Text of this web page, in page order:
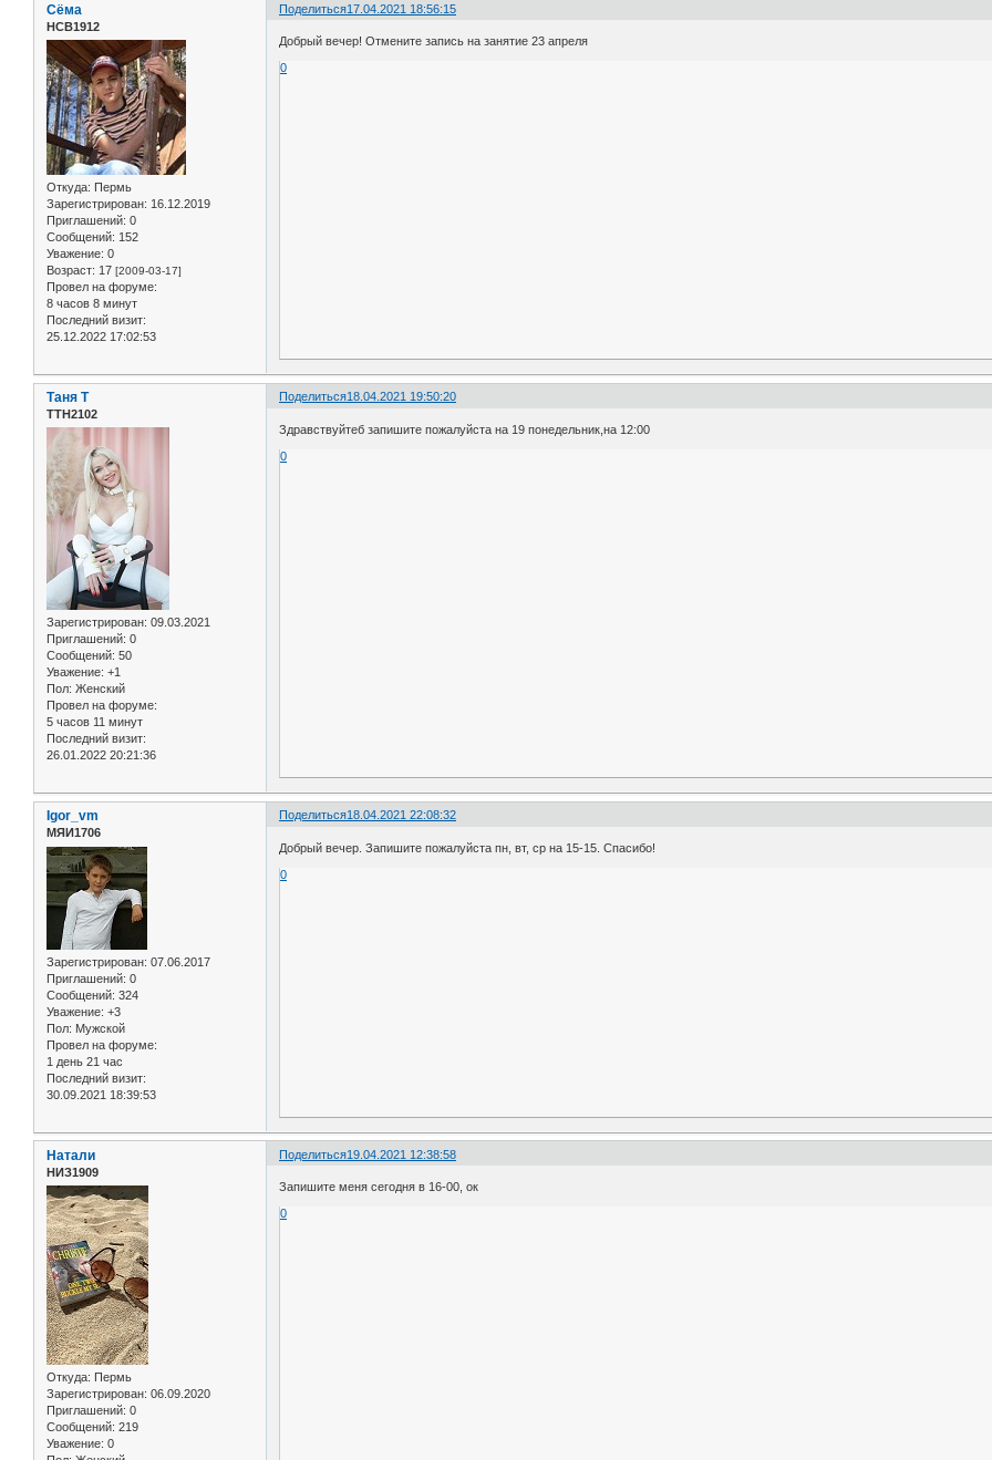
Поделиться17.04.2021 18:56:15
Сёма
НСВ1912
Откуда: Пермь
Зарегистрирован: 16.12.2019
Приглашений: 0
Сообщений: 152
Уважение: 0
Возраст: 17 [2009-03-17]
Провел на форуме:
8 часов 8 минут
Последний визит:
25.12.2022 17:02:53
Добрый вечер! Отмените запись на занятие 23 апреля
0
Поделиться18.04.2021 19:50:20
Таня Т
ТТН2102
Зарегистрирован: 09.03.2021
Приглашений: 0
Сообщений: 50
Уважение: +1
Пол: Женский
Провел на форуме:
5 часов 11 минут
Последний визит:
26.01.2022 20:21:36
Здравствуйтеб запишите пожалуйста на 19 понедельник,на 12:00
0
Поделиться18.04.2021 22:08:32
Igor_vm
МЯИ1706
Зарегистрирован: 07.06.2017
Приглашений: 0
Сообщений: 324
Уважение: +3
Пол: Мужской
Провел на форуме:
1 день 21 час
Последний визит:
30.09.2021 18:39:53
Добрый вечер. Запишите пожалуйста пн, вт, ср на 15-15. Спасибо!
0
Поделиться19.04.2021 12:38:58
Натали
НИЗ1909
Откуда: Пермь
Зарегистрирован: 06.09.2020
Приглашений: 0
Сообщений: 219
Уважение: 0
Запишите меня сегодня в 16-00, ок
0